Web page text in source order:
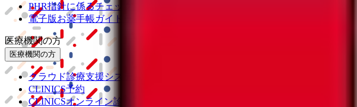
PHR指針に係るチェックシート確認結果の公表
電子版お薬手帳ガイドラインに係るチェックシート確認結果の公表
医療機関の方
医療機関の方
クラウド診療支援システム
CLINICS予約
CLINICSオンライン診療